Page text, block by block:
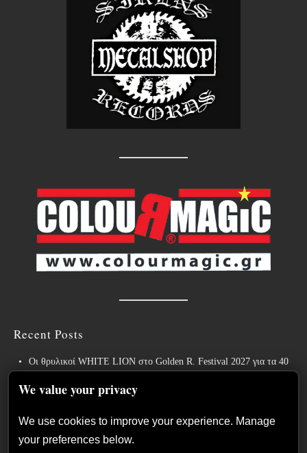
Recent Posts
Οι θρυλικοί WHITE LION στο Golden R. Festival 2027 για τα 40
Ανταπόκριση: Hills Of Rock 2026, Plovdiv BG – Day 3. Paradise
Lost, Nevermore, Lamb of God και ένα ιδανικό φινάλε στο Πλόβντιβ
We value your privacy
We use cookies to improve your experience. Manage
your preferences below.